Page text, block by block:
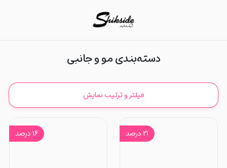
دسته‌بندی مو و جانبی
فیلتر و ترتیب نمایش
۲۱ درصد ۱۶درصد